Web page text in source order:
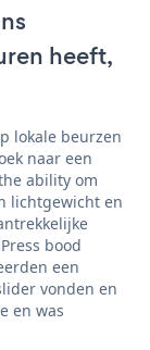
heeft,
lokale beurzen
naar een
ability om
lichtgewicht en
bood
een
vonden en
en was